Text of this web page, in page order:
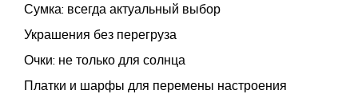
Сумка: всегда актуальный выбор
Украшения без перегруза
Очки: не только для солнца
Платки и шарфы для перемены настроения